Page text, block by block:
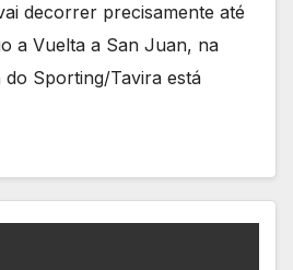
decorrer precisamente até
a Vuelta a San Juan, na
do Sporting/Tavira está